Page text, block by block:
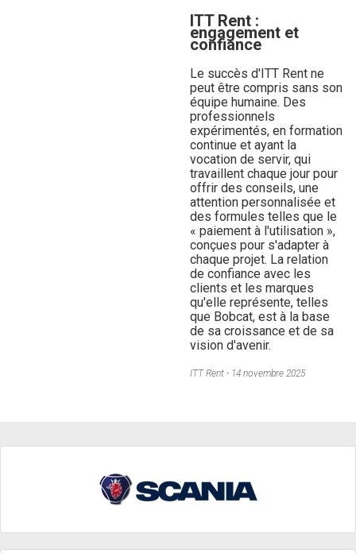
ITT Rent :
engagement et
confiance
Le succès d'ITT Rent ne
peut être compris sans son
équipe humaine. Des
professionnels
expérimentés, en formation
continue et ayant la
vocation de servir, qui
travaillent chaque jour pour
offrir des conseils, une
attention personnalisée et
des formules telles que le
« paiement à l'utilisation »,
conçues pour s'adapter à
chaque projet. La relation
de confiance avec les
clients et les marques
qu'elle représente, telles
que Bobcat, est à la base
de sa croissance et de sa
vision d'avenir.
ITT Rent 14 novembre 2025